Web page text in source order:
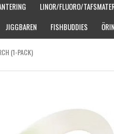
LINOR/FLUORO/
JIGGBAREN FISHBUDDIES
(1-PACK)